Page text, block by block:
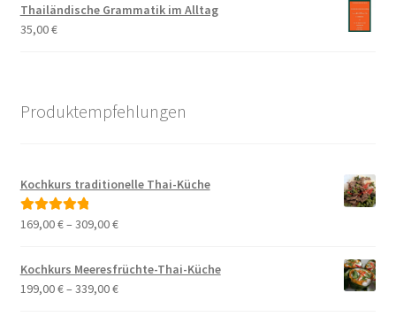
Thailändische Grammatik im Alltag
35,00€
Produktempfehlungen
Kochkurs traditionelle Thai-Küche
Bewertet mit
169,00€– 309,00€
Kochkurs Meeresfrüchte-Thai-Küche
199,00€– 339,00€